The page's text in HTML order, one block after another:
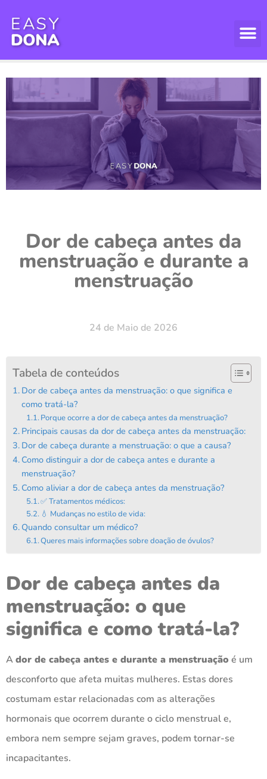
Dor de cabeça antes da
menstruação e durante a
menstruação
24 de Maio de 2026
Tabela de conteúdos
Dor de cabeça antes da menstruação: o que significa e
como tratá-la?
Porque ocorre a dor de cabeça antes da menstruação?
Principais causas da dor de cabeça antes da menstruação:
Dor de cabeça durante a menstruação: o que a causa?
Como distinguir a dor de cabeça antes e durante a
menstruação?
Como aliviar a dor de cabeça antes da menstruação?
✅ Tratamentos médicos:
💧 Mudanças no estilo de vida:
Quando consultar um médico?
Queres mais informações sobre doação de óvulos?
Dor de cabeça antes da
menstruação: o que
significa e como tratá-la?
Ador de cabeça antes e durante a menstruação é um
desconforto que afeta muitas mulheres. Estas dores
costumam estar relacionadas com as alterações
hormonais que ocorrem durante o ciclo menstrual e,
embora nem sempre sejam graves, podem tornar-se
incapacitantes.